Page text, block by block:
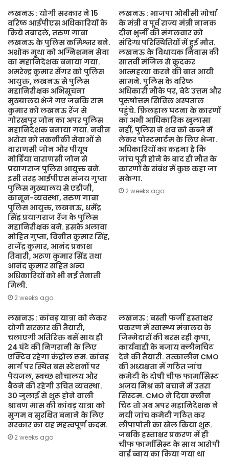
लखनऊ : योगी सरकार ने 15
वरिष्ठ आईपीएस अधिकारियों के
किये तबादले, तरुण गाबा
लखनऊ के पुलिस कमिश्नर बने.
अशोक मुथा को अग्निशमन सेवा
का महानिदेशक बनाया गया.
अमरेन्द्र कुमार सेंगर को पुलिस
आयुक्त, लखनऊ से पुलिस
महानिरीक्षक अभिसूचना
मुख्यालय भेजे गए जबकि राम
कुमार को लखनऊ रेंज से
गोरखपुर जोन का अपर पुलिस
महानिदेशक बनाया गया. नवीन
अरोरा को तकनीकी सेवाओं से
वाराणसी जोन और पीयूष
मोर्डिया वाराणसी जोन से
प्रयागराज पुलिस आयुक्त बने.
इसी तरह आईपीएस संजय गुप्ता
पुलिस मुख्यालय से एडीजी,
कानून-व्यवस्था, तरुण गाबा
पुलिस आयुक्त, लखनऊ, धर्मेंद्र
सिंह प्रयागराज रेंज के पुलिस
महानिरीक्षक बने. इसके अलावा
मोहित गुप्ता, विनीत कुमार सिंह,
राजेंद्र कुमार, आनंद प्रकाश
तिवारी, अरुण कुमार सिंह तथा
आनंद कुमार सहित अन्य
अधिकारियों को भी नई तैनाती
मिली.
2 weeks ago
लखनऊ : भाजपा ओबीसी मोर्चा
के मंत्री व पूर्व राज्य मंत्री नानक
दीन भुर्जी की मंगलवार को
संदिग्ध परिस्थितियों में हुई मौत.
लखनऊ के विधायक निवास की
सातवीं मंजिल से कूदकर
आत्महत्या करने की बात आयी
सामने. पुलिस के वरिष्ठ
अधिकारी मौके पर, बेटे उत्तम और
पुरुषोत्तम सिविल अस्पताल
पहुंचे. फ़िलहाल घटना के कारणों
का अभी आधिकारिक खुलासा
नहीं, पुलिस ने शव को कब्जे में
लेकर पोस्टमार्टम के लिए भेजा.
अधिकारियों का कहना है कि
जांच पूरी होने के बाद ही मौत के
कारणों के संबंध में कुछ कहा जा
सकेगा.
2 weeks ago
लखनऊ : कांवड़ यात्रा को लेकर
योगी सरकार की तैयारी,
चलाएगी अतिरिक्त बसें साथ ही
24 घंटे की निगरानी के लिए
एक्टिव रहेगा कंट्रोल रूम. कांवड़
मार्ग पर स्थित बस स्टेशनों पर
पेयजल, स्वच्छ शौचालय और
बैठने की रहेगी उचित व्यवस्था.
30 जुलाई से शुरू होने वाली
श्रावण मास की कांवड़ यात्रा को
सुगम व सुरक्षित बनाने के लिए
सरकार का यह महत्वपूर्ण कदम.
2 weeks ago
लखनऊ : बस्ती फर्जी हस्ताक्षर
प्रकरण में स्वास्थ्य मंत्रालय के
जिम्मेदारों की बरस रही कृपा,
कार्यवाही के बजाय क्लीनचिट
देने की तैयारी. तत्कालीन CMO
की अध्यक्षता में गठित जांच
कमेटी के दोषी चीफ फार्मासिस्ट
अजय मिश्र को बचाने में उतरा
सिस्टम. CMO ने दिया क्लीन
चिट तो अब अपर महानिदेशक ने
नयी जांच कमेटी गठित कर
लीपापोती का खेल किया शुरू.
जबकि हस्ताक्षर प्रकरण में ही
चीफ फार्मासिस्ट के साथ आरोपी
वार्ड ब्वाय का किया गया था